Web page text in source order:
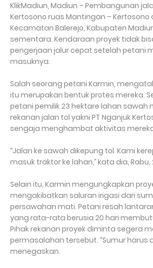
KlikMadiun, Madiun – Pembangunan
Kertosono ruas Mantingan – Kertosono
Kecamatan Balerejo, Kabupaten
sementara. Kendaraan proyek tidak
pengerjaan jalur cepat setelah petani
masuknya.
Salah seorang petani Karmin,
itu merupakan bentuk protes mereka.
petani pemilik 23 hektare lahan sawah
rekanan jalan tol yakni PT Nganjuk
sengaja menghambat aktivitas
“Jalan ke sawah dikepung tol. Kami
masuk traktor ke lahan,’’ kata dia, Rabu,
Selain itu, Karmin mengungkapkan
mengakibatkan saluran irigasi dari
persawahan mati. Petani resah
yang rata-rata berusia 20 hari
Pihak rekanan proyek diminta segera
permasalahan tersebut. “Sumur harus
menegaskan.